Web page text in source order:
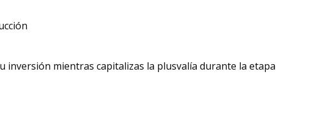
inversión mientras capitalizas la plusvalía durante la etapa